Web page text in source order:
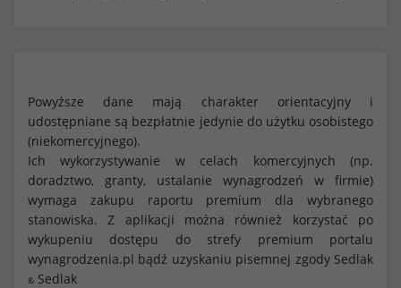
Powyższe dane mają charakter orientacyjny i
udostępniane są bezpłatnie jedynie do użytku osobistego
(niekomercyjnego).
Ich wykorzystywanie w celach komercyjnych (np.
doradztwo, granty, ustalanie wynagrodzeń w firmie)
wymaga zakupu raportu premium dla wybranego
stanowiska. Z aplikacji można również korzystać po
wykupeniu dostępu do strefy premium portalu
wynagrodzenia.pl bądź uzyskaniu pisemnej zgody Sedlak
& Sedlak